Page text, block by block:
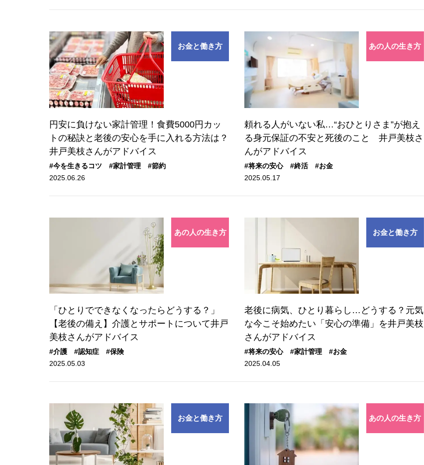
お金と働き方
円安に負けない家計管理！食費5000円カッ
トの秘訣と老後の安心を手に入れる方法は？
井戸美枝さんがアドバイス
#今を生きるコツ #家計管理
#節約
2025.06.26
あの人の生き方
頼れる人がいない私…“おひとりさま”が抱え
る身元保証の不安と死後のこと 井戸美枝さ
んがアドバイス
#将来の安心 #終活
#お金
2025.05.17
あの人の生き方
「ひとりでできなくなったらどうする？」
【老後の備え】介護とサポートについて井戸
美枝さんがアドバイス
#介護 #認知症
#保険
2025.05.03
お金と働き方
老後に病気、ひとり暮らし…どうする？元気
な今こそ始めたい「安心の準備」を井戸美枝
さんがアドバイス
#将来の安心 #家計管理
#お金
2025.04.05
お金と働き方 あの人の生き方